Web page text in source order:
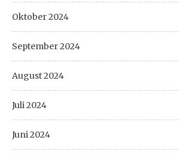
Oktober 2024
September 2024
August 2024
Juli 2024
Juni 2024